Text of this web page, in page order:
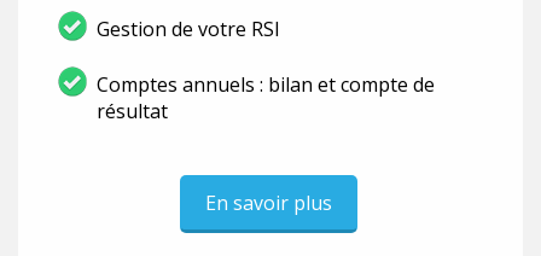
Gestion de votre RSI
Comptes annuels : bilan et compte de
résultat
En savoir plus